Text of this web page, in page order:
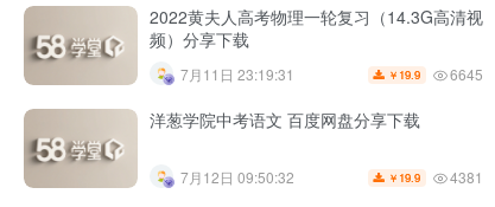
2022黄夫人高考物理一轮复习（14.3G高清视
频）分享下载
7月11日 23:19:31 ￥ 19.9 6645
洋葱学院中考语文 百度网盘分享下载
7月12日 09:50:32 ￥ 19.9 4381